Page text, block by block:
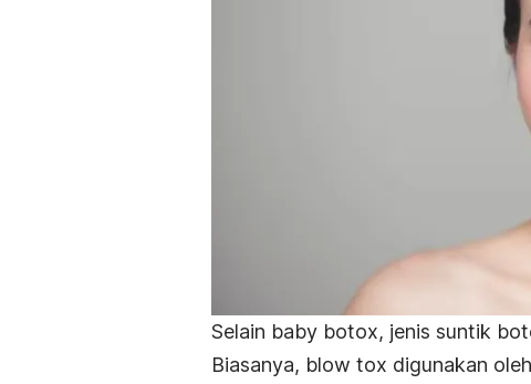
Selain baby botox, jenis suntik
Biasanya, blow tox digunakan